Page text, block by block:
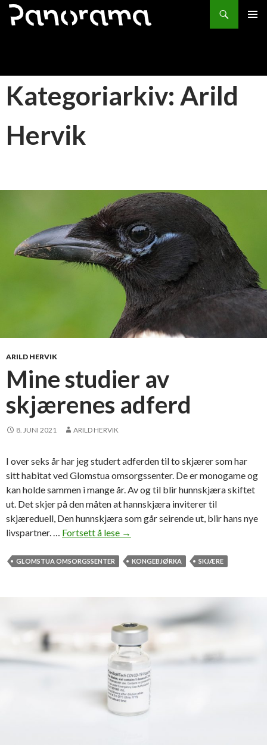
Søk
HOPP
Kategoriarkiv: Arild
Hervik
ARILD HERVIK
Mine studier av
skjærenes adferd
8. JUNI 2021 ARILD HERVIK
I over seks år har jeg studert adferden til to skjærer som har
sitt habitat ved Glomstua omsorgssenter. De er monogame og
kan holde sammen i mange år. Av og til blir hunnskjæra skiftet
ut. Det skjer på den måten at hannskjæra inviterer til
skjæreduell, Den hunnskjæra som går seirende ut, blir hans nye
livspartner. … Fortsett å lese M
n
d
i
e
r
a
v
s
→
GLOMSTUA OMSORGSSENTER KONGEBJØRKA SKJÆRE